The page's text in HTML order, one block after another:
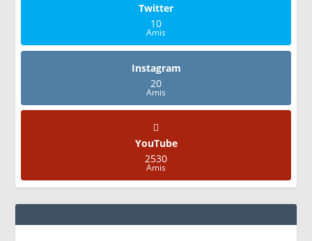
Twitter
10
Amis
Instagram
20
Amis
YouTube
2530
Amis